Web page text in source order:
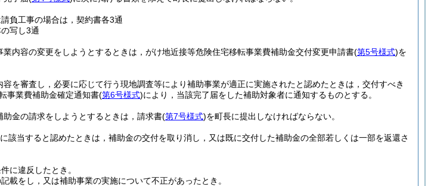
負工事の場合は，契約書各3通
写し3通
内容の変更をしようとするときは，がけ地近接等危険住宅移転事業費補助金交付変更申請書(第5号様式)を
を審査し，必要に応じて行う現地調査等により補助事業が適正に実施されたと認めたときは，交付すべき
事業費補助金確定通知書(第6号様式)により，当該完了届をした補助対象者に通知するものとする。
金の請求をしようとするときは，請求書(第7号様式)を町長に提出しなければならない。
該当すると認めたときは，補助金の交付を取り消し，又は既に交付した補助金の全部若しくは一部を返還さ
に違反したとき。
載をし，又は補助事業の実施について不正があったとき。